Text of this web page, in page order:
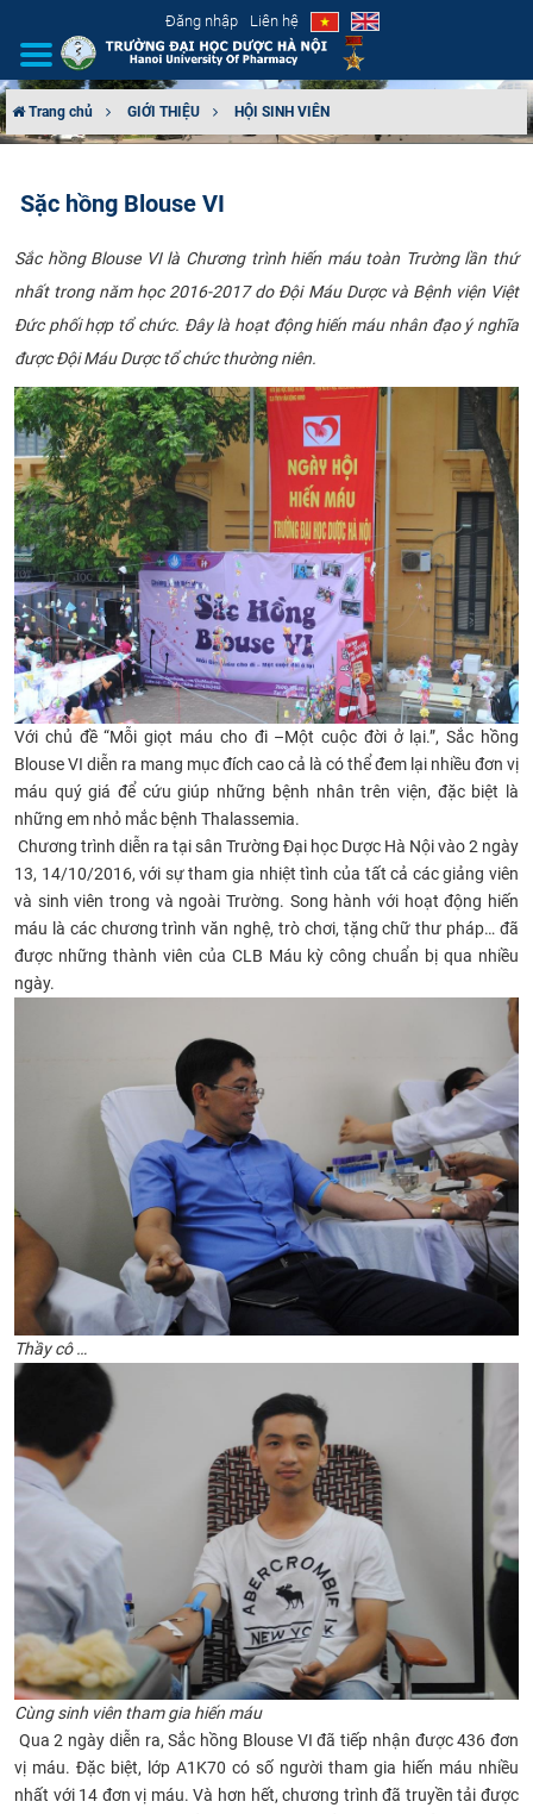
Đăng nhập Liên hệ
CƠ CẤU TỔ CHỨC
TUYỂN SINH
ĐÀO TẠO
ĐẢM BẢO CHẤT LƯỢNG
KHOA HỌC CÔNG NGHỆ
HTQT
CỰU NGƯỜI HỌC
Trang chủ GIỚI THIỆU HỘI SINH VIÊN
Sặc hồng Blouse VI
​Sắc hồng Blouse VI là Chương trình hiến máu toàn Trường lần thứ
nhất trong năm học 2016-2017 do Đội Máu Dược và Bệnh viện Việt
Đức phối hợp tổ chức. Đây là hoạt động hiến máu nhân đạo ý nghĩa
được Đội Máu Dược tổ chức thường niên.​
Với chủ đề “Mỗi giọt máu cho đi –Một cuộc đời ở lại.”, Sắc hồng
Blouse VI diễn ra mang mục đích cao cả là có thể đem lại nhiều đơn vị
máu quý giá để cứu giúp những bệnh nhân trên viện, đặc biệt là
những em nhỏ mắc bệnh Tha lassemia.
Chương trình diễn ra tại sân Trường Đại học Dược Hà Nội vào 2 ngày
13, 14/10/2016, với sự tham gia nhiệt tình của tất cả các giảng viên
và sinh viên trong và ngoài Trường. Song hành với hoạt động hiến
máu là các chương trình văn nghệ, trò chơi, tặng chữ thư pháp… đã
được những thành viên của CLB Máu kỳ công chuẩn bị qua nhiều
ngày.
Thầy ​cô …
Cùng sinh viên tham gia hiến máu
Qua 2 ngày diễn ra, Sắc hồng Blouse VI đã tiếp nhận được 436 đơn
vị máu. Đặc biệt, lớp A1K70 có số người tham gia hiến máu nhiều
nhất với 14 đơn vị máu. Và hơn hết, chương trình đã truyền tải được